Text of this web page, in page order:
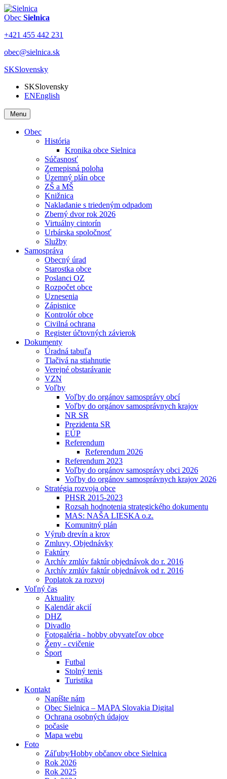
Obec Sielnica
+421 455 442 231
obec@sielnica.sk
SKSlovensky
SKSlovensky
ENEnglish
Menu
Obec
História
Kronika obce Sielnica
Súčasnosť
Zemepisná poloha
Územný plán obce
ZŠ a MŠ
Knižnica
Nakladanie s triedeným odpadom
Zberný dvor rok 2026
Virtuálny cintorín
Urbárska spoločnosť
Služby
Samospráva
Obecný úrad
Starostka obce
Poslanci OZ
Rozpočet obce
Uznesenia
Zápisnice
Kontrolór obce
Civilná ochrana
Register účtovných závierok
Dokumenty
Úradná tabuľa
Tlačivá na stiahnutie
Verejné obstarávanie
VZN
Voľby
Voľby do orgánov samosprávy obcí
Voľby do orgánov samosprávnych krajov
NR SR
Prezidenta SR
EÚP
Referendum
Referendum 2026
Referendum 2023
Voľby do orgánov samosprávy obci 2026
Voľby do orgánov samosprávnych krajov 2026
Stratégia rozvoja obce
PHSR 2015-2023
Rozsah hodnotenia strategického dokumentu
MAS: NAŠA LIESKA o.z.
Komunitný plán
Výrub drevín a krov
Zmluvy, Objednávky
Faktúry
Archív zmlúv faktúr objednávok do r. 2016
Archív zmlúv faktúr objednávok od r. 2016
Poplatok za rozvoj
Voľný čas
Aktuality
Kalendár akcií
DHZ
Divadlo
Fotogaléria - hobby obyvateľov obce
Ženy - cvičenie
Šport
Futbal
Stolný tenis
Turistika
Kontakt
Napíšte nám
Obec Sielnica – MAPA Slovakia Digital
Ochrana osobných údajov
počasie
Mapa webu
Foto
Záľuby⁄Hobby občanov obce Sielnica
Rok 2026
Rok 2025